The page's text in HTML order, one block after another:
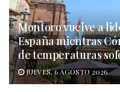
Montoro vuelve a
España mientras
de temperaturas
JUEVES, 6 AGOSTO 2026